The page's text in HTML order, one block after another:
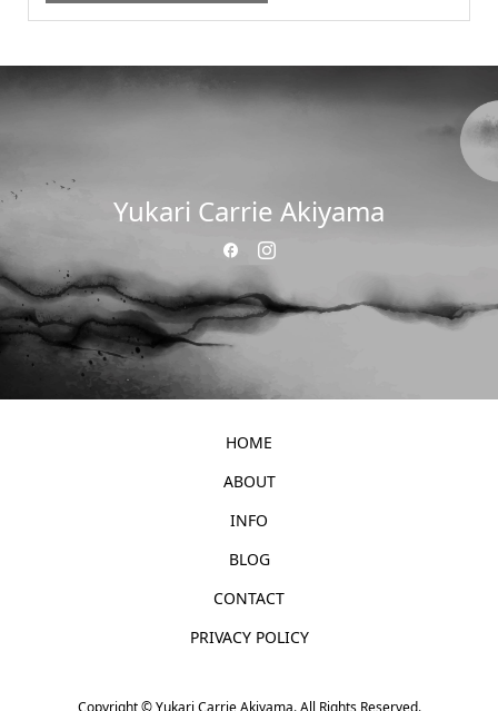
Yukari Carrie Akiyama
HOME
ABOUT
INFO
BLOG
CONTACT
PRIVACY POLICY